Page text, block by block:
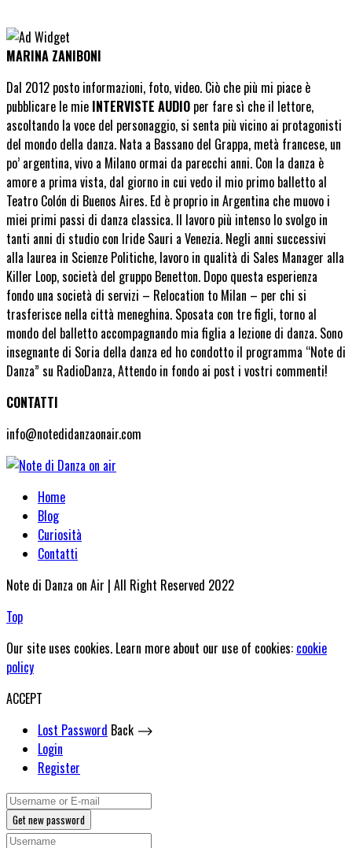
MARINA ZANIBONI
Dal 2012 posto informazioni, foto, video. Ciò che più mi piace è
pubblicare le mie INTERVISTE AUDIO per fare sì che il lettore,
ascoltando la voce del personaggio, si senta più vicino ai protagonisti
del mondo della danza. Nata a Bassano del Grappa, metà francese, un
po’ argentina, vivo a Milano ormai da parecchi anni. Con la danza è
amore a prima vista, dal giorno in cui vedo il mio primo balletto al
Teatro Colón di Buenos Aires. Ed è proprio in Argentina che muovo i
miei primi passi di danza classica. Il lavoro più intenso lo svolgo in
tanti anni di studio con Iride Sauri a Venezia. Negli anni successivi
alla laurea in Scienze Politiche, lavoro in qualità di Sales Manager alla
Killer Loop, società del gruppo Benetton. Dopo questa esperienza
fondo una società di servizi – Relocation to Milan – per chi si
trasferisce nella città meneghina. Sposata con tre figli, torno al
mondo del balletto accompagnando mia figlia a lezione di danza. Sono
insegnante di Soria della danza ed ho condotto il programma “Note di
Danza” su RadioDanza, Attendo in fondo ai post i vostri commenti!
CONTATTI
info@notedidanzaonair.com
Home
Blog
Curiosità
Contatti
Note di Danza on Air | All Right Reserved 2022
Top
Our site uses cookies. Learn more about our use of cookies: cookie
policy
ACCEPT
Lost Password Back ⟶
Login
Register
Get new password